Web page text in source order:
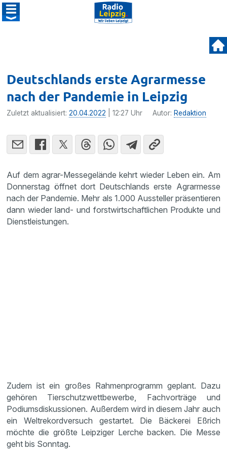
Deutschlands erste Agrarmesse
nach der Pandemie in Leipzig
Zuletzt aktualisiert:20.04.2022 | 12:27 Uhr Autor: Redaktion
Auf dem agrar-Messegelände kehrt wieder Leben ein. Am
Donnerstag öffnet dort Deutschlands erste Agrarmesse
nach der Pandemie. Mehr als 1.000 Aussteller präsentieren
dann wieder land- und forstwirtschaftlichen Produkte und
Dienstleistungen.
Zudem ist ein großes Rahmenprogramm geplant. Dazu
gehören Tierschutzwettbewerbe, Fachvorträge und
Podiumsdiskussionen. Außerdem wird in diesem Jahr auch
ein Weltrekordversuch gestartet. Die Bäckerei Eßrich
möchte die größte Leipziger Lerche backen. Die Messe
geht bis Sonntag.